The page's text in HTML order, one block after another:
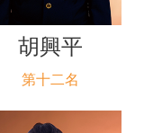
胡興平
第十二名